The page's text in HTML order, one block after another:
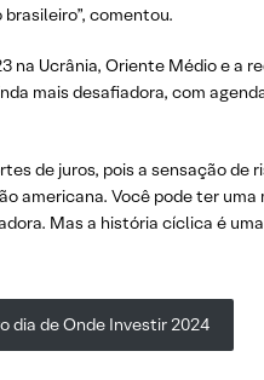
comentou.
Ucrânia, Oriente Médio e a
mais desafiadora, com
de juros, pois a sensação de
americana. Você pode ter
Mas a história cíclica é uma
dia de Onde Investir 2024